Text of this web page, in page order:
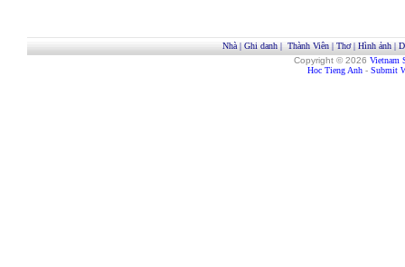
Nhà| Ghi danh| Thành Viên| Thơ| Hình ảnh|
Copyright © 2026 Vietnam
Hoc Tieng Anh - Submit